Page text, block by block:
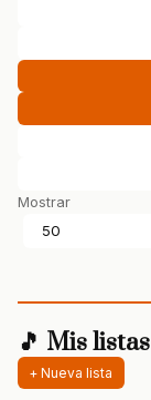
Mostrar
🎵 Mis listas
+ Nueva lista